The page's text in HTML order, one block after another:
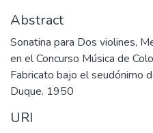
Abstract
Sonatina para Dos violines,
en el Concurso Música de
Fabricato bajo el seudónimo
Duque. 1950
URI